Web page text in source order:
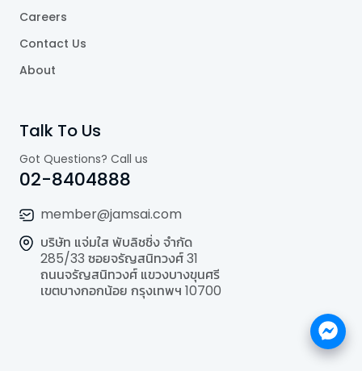
Careers
Contact Us
About
Talk To Us
Got Questions? Call us
02-8404888
member@jamsai.com
บริษัท แจ่มใส พับลิชชิ่ง จำกัด
285/33 ซอยจรัญสนิทวงศ์ 31
ถนนจรัญสนิทวงศ์ แขวงบางขุนศรี
เขตบางกอกน้อย กรุงเทพฯ 10700